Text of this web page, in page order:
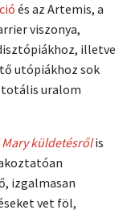
és az Artemis, a
viszonya,
illetve
utópiákhoz sok
totális uralom
Mary küldetésrőlis
izgalmasan
vet föl,